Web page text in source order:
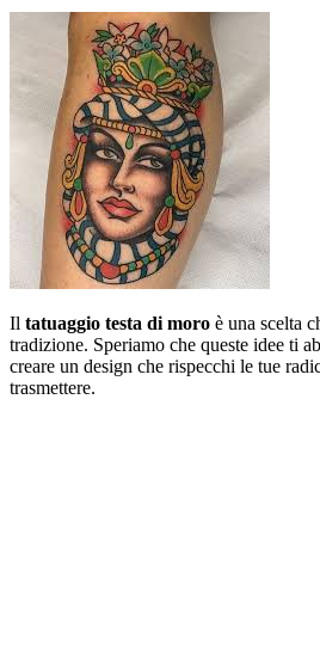
Il tatuaggio testa di moro è una scelta
tradizione. Speriamo che queste idee ti
creare un design che rispecchi le tue
trasmettere.